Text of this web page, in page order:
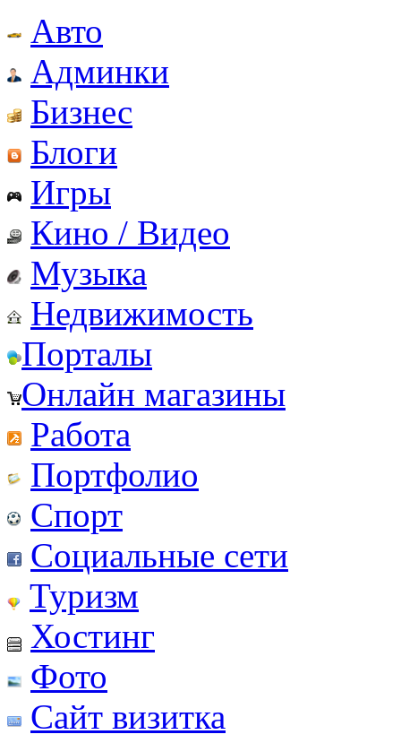
Авто
Админки
Бизнес
Блоги
Игры
Кино / Видео
Музыка
Недвижимость
Порталы
Онлайн магазины
Работа
Портфолио
Спорт
Социальные сети
Туризм
Хостинг
Фото
Сайт визитка